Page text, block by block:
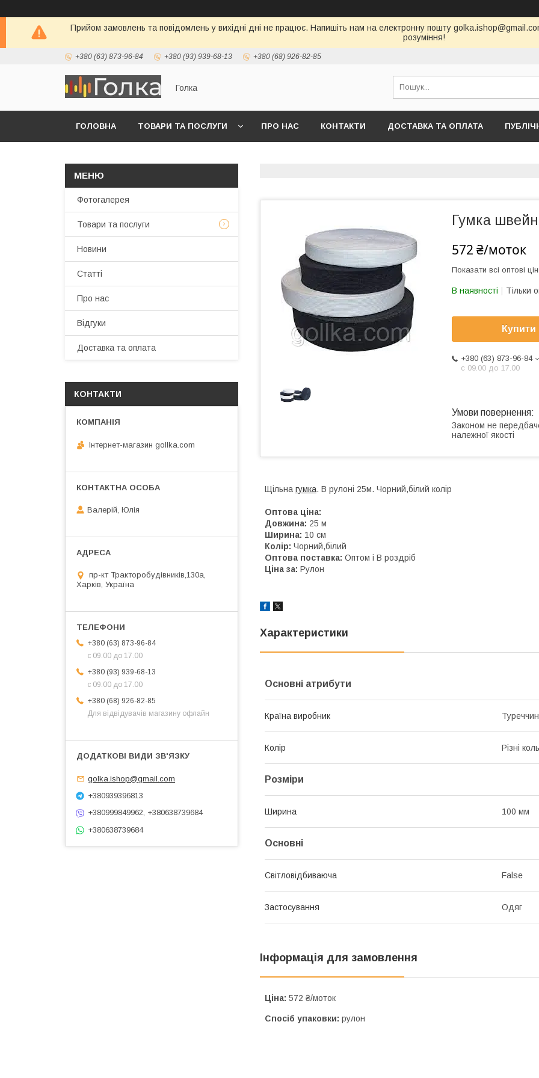
Прийом замовлень та повідомлень у вихідні дні не працює. Напишіть нам на електронну пошту
розуміння!
+380 (63) 873-96-84 +380 (93) 939-68-13 +380 (68) 926-82-85
Голка
ГОЛОВНА ТОВАРИ ТА ПОСЛУГИ ПРО НАС КОНТАКТИ ДОСТАВКА ТА ОПЛАТА
Гумка
572 ₴/моток
Показати всі оптові
В наявності Тільки
Купити
+380 (63) 873-96-84
с 09.00 до 17.00
Законом не
належної якості
Щільна гумка. В рулоні 25м. Чорний,білий колір
Оптова ціна:
Довжина: 25 м
Ширина: 10 см
Колір: Чорний,білий
Оптова поставка: Оптом і В роздріб
Ціна за: Рулон
Характеристики
Основні атрибути
Країна виробник
Колір Різні
Розміри
Ширина 100 мм
Основні
Світловідбиваюча False
Застосування Одяг
Інформація для замовлення
Ціна: 572 ₴/моток
Спосіб упаковки: рулон
Фотогалерея
Товари та послуги
Новини
Статті
Про нас
Відгуки
Доставка та оплата
КОНТАКТИ
Інтернет-магазин gollka.com
Валерій, Юлія
пр-кт Тракторобудівників,130а,
Харків, Україна
+380 (63) 873-96-84
с 09.00 до 17.00
+380 (93) 939-68-13
с 09.00 до 17.00
+380 (68) 926-82-85
Для відвідувачів магазину офлайн
golka.ishop@gmail.com
+380939396813
+380999849962, +380638739684
+380638739684